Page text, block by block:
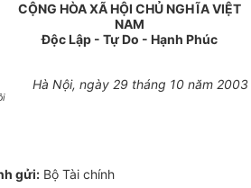
CỘNG HÒA XÃ HỘI CHỦ NGHĨA VIỆT
NAM
Độc Lập - Tự Do - Hạnh Phúc
Hà Nội, ngày 29 tháng 10 năm 2003
gửi:Bộ Tài chính